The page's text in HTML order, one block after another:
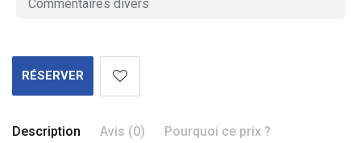
RÉSERVER
Description Avis (0) Pourquoi ce prix ?